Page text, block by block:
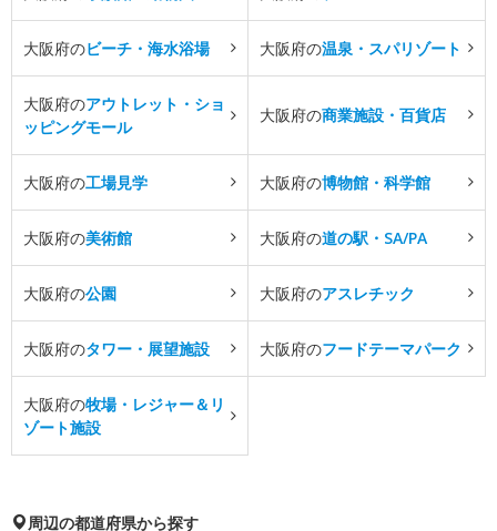
大阪府のビーチ・海水浴場 大阪府の温泉・スパリゾート
大阪府のアウトレット・ショ
ッピングモール
大阪府の商業施設・百貨店
大阪府の工場見学 大阪府の博物館・科学館
大阪府の美術館 大阪府の道の駅・SA/PA
大阪府の公園 大阪府のアスレチック
大阪府のタワー・展望施設 大阪府のフードテーマパーク
大阪府の牧場・レジャー＆リ
ゾート施設
周辺の都道府県から探す